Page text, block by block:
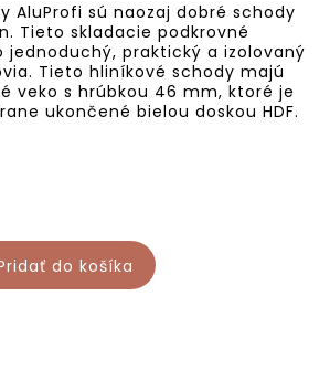
AluProfi sú naozaj dobré schody
Tieto skladacie podkrovné
jednoduchý, praktický a izolovaný
Tieto hliníkové schody majú
veko s hrúbkou 46 mm, ktoré je
ukončené bielou doskou HDF.
do košíka